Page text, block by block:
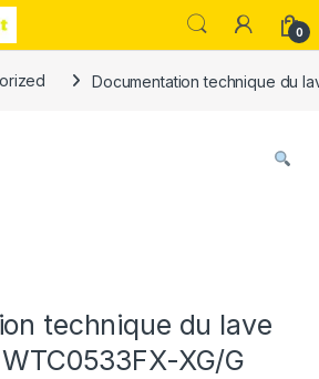
0
Documentation technique du
technique du lave
XG/G